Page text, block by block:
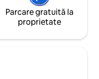
Parcare gratuită la
proprietate